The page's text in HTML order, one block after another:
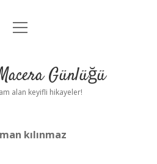
Anasayfa
Uyarı
menüyü
Günlüğü
alan keyifli hikayeler!
kılınmaz